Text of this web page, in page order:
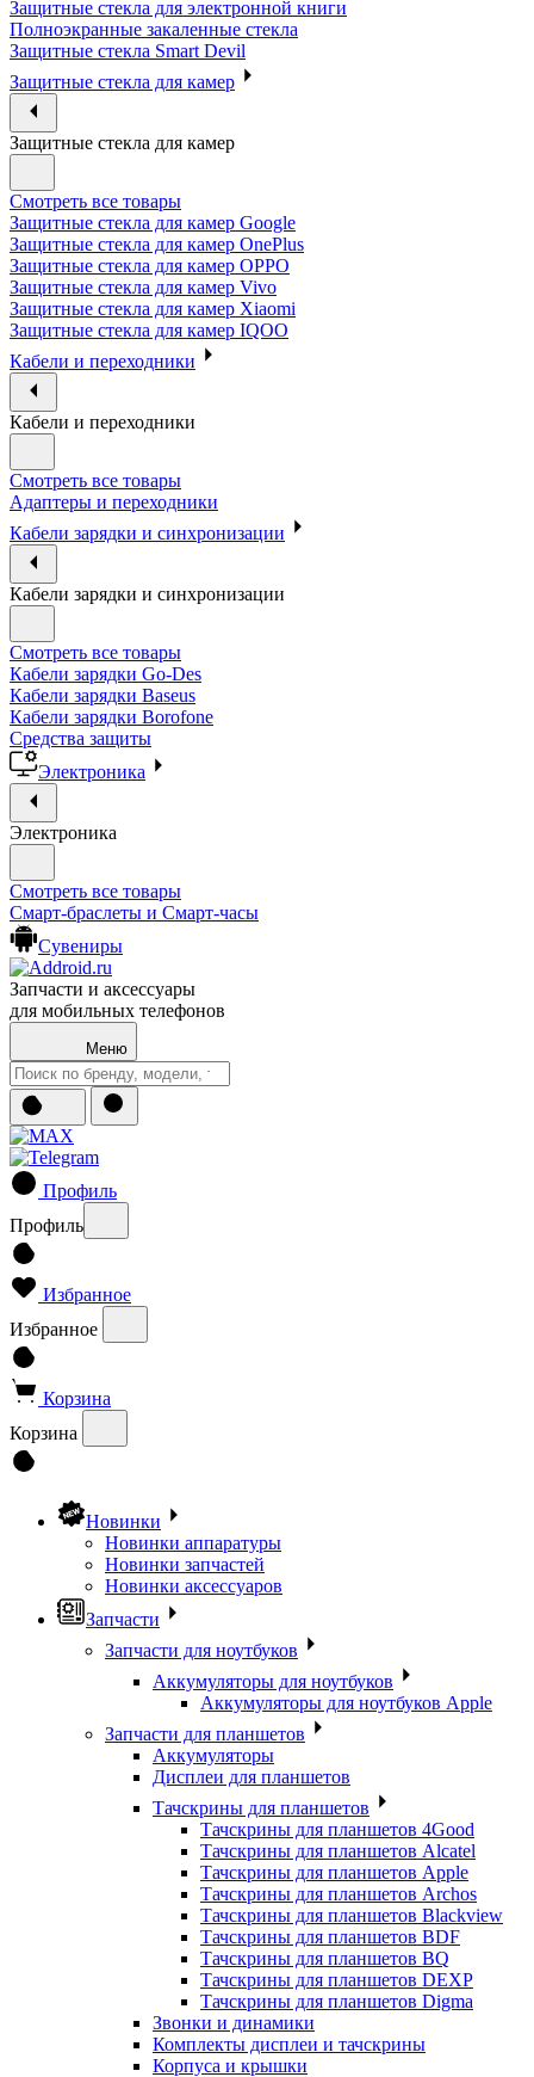
Защитные стекла для электронной книги
Полноэкранные закаленные стекла
Защитные стекла Smart Devil
Защитные стекла для камер
Защитные стекла для камер
Смотреть все товары
Защитные стекла для камер Google
Защитные стекла для камер OnePlus
Защитные стекла для камер OPPO
Защитные стекла для камер Vivo
Защитные стекла для камер Xiaomi
Защитные стекла для камер IQOO
Кабели и переходники
Кабели и переходники
Смотреть все товары
Адаптеры и переходники
Кабели зарядки и синхронизации
Кабели зарядки и синхронизации
Смотреть все товары
Кабели зарядки Go-Des
Кабели зарядки Baseus
Кабели зарядки Borofone
Средства защиты
Электроника
Электроника
Смотреть все товары
Смарт-браслеты и Смарт-часы
Сувениры
Запчасти и аксессуары
для мобильных телефонов
Меню
Профиль
Профиль
Избранное
Избранное
Корзина
Корзина
Новинки
Новинки аппаратуры
Новинки запчастей
Новинки аксессуаров
Запчасти
Запчасти для ноутбуков
Аккумуляторы для ноутбуков
Аккумуляторы для ноутбуков Apple
Запчасти для планшетов
Аккумуляторы
Дисплеи для планшетов
Тачскрины для планшетов
Тачскрины для планшетов 4Good
Тачскрины для планшетов Alcatel
Тачскрины для планшетов Apple
Тачскрины для планшетов Archos
Тачскрины для планшетов Blackview
Тачскрины для планшетов BDF
Тачскрины для планшетов BQ
Тачскрины для планшетов DEXP
Тачскрины для планшетов Digma
Звонки и динамики
Комплекты дисплеи и тачскрины
Корпуса и крышки